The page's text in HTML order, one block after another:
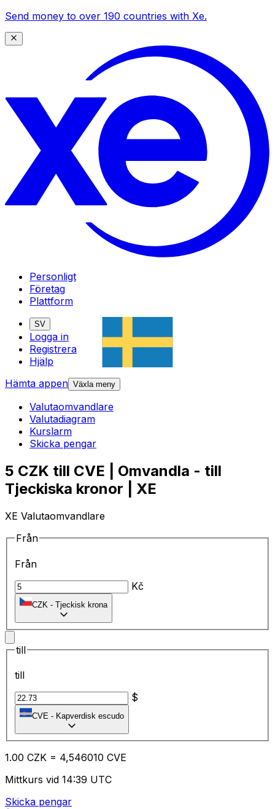
Send money to over 190 countries with Xe.
Personligt
Företag
Plattform
SV
Logga in
Registrera
Hjälp
Hämta appen Växla meny
Valutaomvandlare
Valutadiagram
Kurslarm
Skicka pengar
5 CZK till CVE | Omvandla - till
Tjeckiska kronor | XE
XE Valutaomvandlare
Från
Från
Kč
CZK - Tjeckisk krona
till
till
$
CVE - Kapverdisk escudo
1.00 CZK = 4,546010 CVE
Mittkurs vid 14:39 UTC
Skicka pengar